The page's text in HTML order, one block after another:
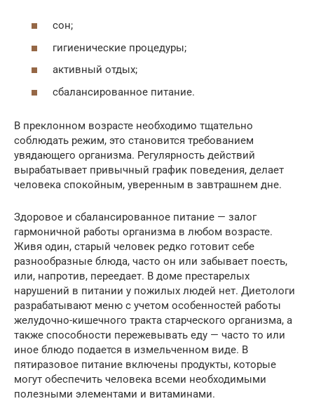
сон;
гигиенические процедуры;
активный отдых;
сбалансированное питание.
В преклонном возрасте необходимо тщательно
соблюдать режим, это становится требованием
увядающего организма. Регулярность действий
вырабатывает привычный график поведения, делает
человека спокойным, уверенным в завтрашнем дне.
Здоровое и сбалансированное питание — залог
гармоничной работы организма в любом возрасте.
Живя один, старый человек редко готовит себе
разнообразные блюда, часто он или забывает поесть,
или, напротив, переедает. В доме престарелых
нарушений в питании у пожилых людей нет. Диетологи
разрабатывают меню с учетом особенностей работы
желудочно-кишечного тракта старческого организма, а
также способности пережевывать еду — часто то или
иное блюдо подается в измельченном виде. В
пятиразовое питание включены продукты, которые
могут обеспечить человека всеми необходимыми
полезными элементами и витаминами.